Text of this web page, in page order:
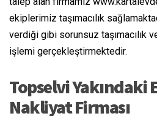
ekiplerimiz taşımacılık
verdiği gibi sorunsuz taşımacılık
işlemi gerçekleştirmektedir.
Topselvi Yakındaki
Nakliyat Firması